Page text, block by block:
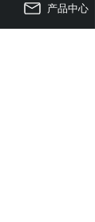
产品中心